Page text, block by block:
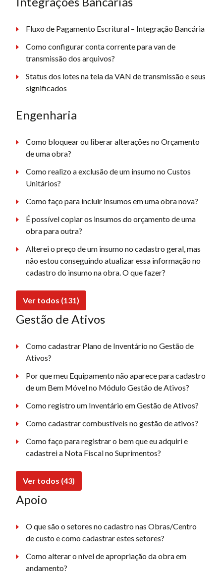
Fluxo de Pagamento Escritural – Integração Bancária
Como configurar conta corrente para van de
transmissão dos arquivos?
Status dos lotes na tela da VAN de transmissão e seus
significados
Engenharia
Como bloquear ou liberar alterações no Orçamento
de uma obra?
Como realizo a exclusão de um insumo no Custos
Unitários?
Como faço para incluir insumos em uma obra nova?
É possível copiar os insumos do orçamento de uma
obra para outra?
Alterei o preço de um insumo no cadastro geral, mas
não estou conseguindo atualizar essa informação no
cadastro do insumo na obra. O que fazer?
Ver todos (131)
Gestão de Ativos
Como cadastrar Plano de Inventário no Gestão de
Ativos?
Por que meu Equipamento não aparece para cadastro
de um Bem Móvel no Módulo Gestão de Ativos?
Como registro um Inventário em Gestão de Ativos?
Como cadastrar combustíveis no gestão de ativos?
Como faço para registrar o bem que eu adquiri e
cadastrei a Nota Fiscal no Suprimentos?
Ver todos (43)
Apoio
O que são o setores no cadastro nas Obras/Centro
de custo e como cadastrar estes setores?
Como alterar o nível de apropriação da obra em
andamento?